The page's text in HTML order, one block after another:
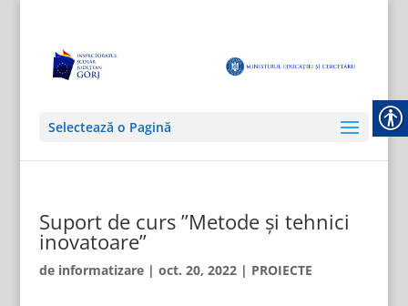
Selectează o Pagină
Suport de curs ”Metode și tehnici
inovatoare”
de informatizare| oct. 20, 2022| PROIECTE